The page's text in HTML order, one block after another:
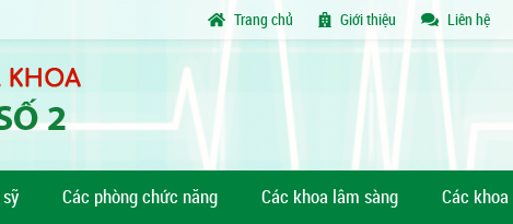
Trang chủ Giới thiệu Liên hệ
Các phòng chức năng Các khoa lâm sàng Các